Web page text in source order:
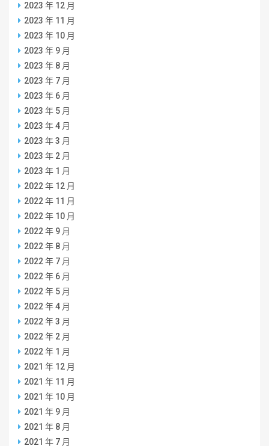
2023 年 12 月
2023 年 11 月
2023 年 10 月
2023 年 9 月
2023 年 8 月
2023 年 7 月
2023 年 6 月
2023 年 5 月
2023 年 4 月
2023 年 3 月
2023 年 2 月
2023 年 1 月
2022 年 12 月
2022 年 11 月
2022 年 10 月
2022 年 9 月
2022 年 8 月
2022 年 7 月
2022 年 6 月
2022 年 5 月
2022 年 4 月
2022 年 3 月
2022 年 2 月
2022 年 1 月
2021 年 12 月
2021 年 11 月
2021 年 10 月
2021 年 9 月
2021 年 8 月
2021 年 7 月